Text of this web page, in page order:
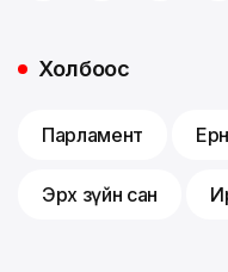
Холбоос
Парламент
Эрх зүйн сан